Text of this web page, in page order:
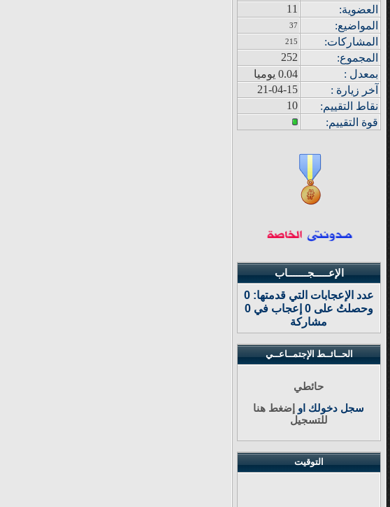
العضوية:
11
المواضيع:
37
المشاركات:
215
المجموع:
252
بمعدل :
0.04 يوميا
خر زيار ة :
21-04-15
نقاط التقييم:
10
قوة التقييم:
الإعـــــجـــــــاب
عدد الإعجابات التي قدمتها: 0
وحصلتُ على 0 إعجاب في 0
مشاركة
الحــائــط الإجتمــاعــي
حائطي
سجل دخولك او إضغط هنا
للتسجيل
التوقيت